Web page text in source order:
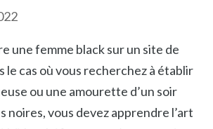
une femme black sur un site de
le cas où vous recherchez à établir
ou une amourette d’un soir
noires, vous devez apprendre l’art